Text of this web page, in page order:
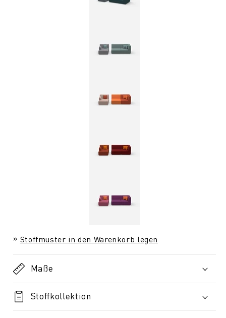
Stoffmuster in den Warenkorb legen
Maße
Stoffkollektion